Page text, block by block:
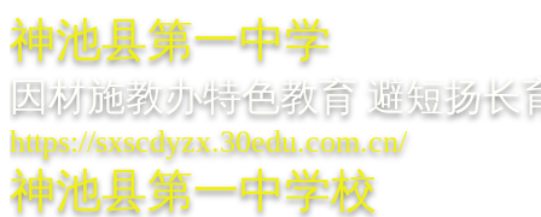
神池县第一中学
因材施教办特色教育 避短扬长
https://sxscdyzx.30edu.com.cn/
神池县第一中学校